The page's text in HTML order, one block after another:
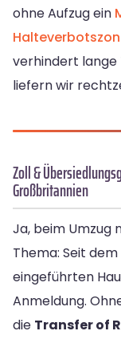
ohne Aufzug ein
verhindert lange
liefern wir
Zoll &
Großbritannien
Ja, beim Umzug
Thema: Seit
eingeführten
Anmeldung.
die Transfer of